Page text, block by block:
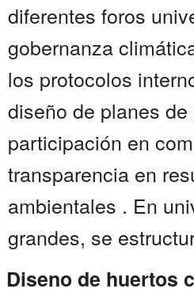
diferentes foros
gobernanza
los protocolos
diseño de planes
participación en
transparencia en
ambientales . En
grandes, se
Diseno de huertos